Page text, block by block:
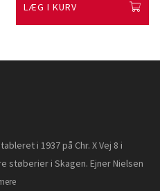
LÆG I KURV
i 1937 på Chr. X Vej 8 i
støberier i Skagen. Ejner Nielsen